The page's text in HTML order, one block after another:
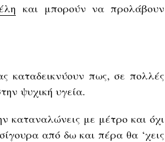
και μπορούν να προλάβουν
καταδεικνύουν πως, σε πολλές
ψυχική υγεία.
καταναλώνεις με μέτρο και όχι
από δω και πέρα θα ‘χεις